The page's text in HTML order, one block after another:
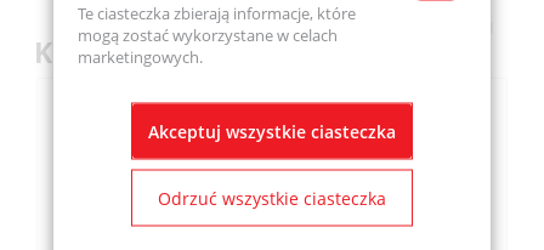
Klienci kupili również
Te ciasteczka zbierają informacje, które
mogą zostać wykorzystane w celach
marketingowych.
Akceptuj wszystkie ciasteczka
Odrzuć wszystkie ciasteczka